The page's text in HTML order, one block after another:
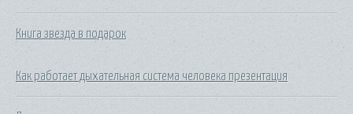
Книга звезда в подарок
Как работает дыхательная система человека презентация